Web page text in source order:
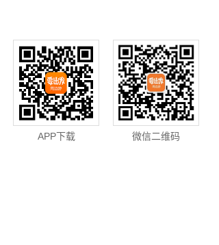
APP下载 微信二维码